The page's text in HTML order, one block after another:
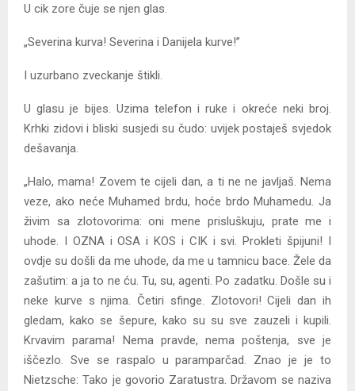
U cik zore čuje se njen glas.
„Severina kurva! Severina i Danijela kurve!”
I uzurbano zveckanje štikli.
U glasu je bijes. Uzima telefon i ruke i okreće neki broj.
Krhki zidovi i bliski susjedi su čudo: uvijek postaješ svjedok
dešavanja.
„Halo, mama! Zovem te cijeli dan, a ti ne ne javljaš. Nema
veze, ako neće Muhamed brdu, hoće brdo Muhamedu. Ja
živim sa zlotovorima: oni mene prisluškuju, prate me i
uhode. I OZNA i OSA i KOS i CIK i svi. Prokleti špijuni! I
ovdje su došli da me uhode, da me u tamnicu bace. Žele da
zašutim: a ja to ne ću. Tu, su, agenti. Po zadatku. Došle su i
neke kurve s njima. Četiri sfinge. Zlotovori! Cijeli dan ih
gledam, kako se šepure, kako su su sve zauzeli i kupili.
Krvavim parama! Nema pravde, nema poštenja, sve je
iščezlo. Sve se raspalo u paramparčad. Znao je je to
Nietzsche: Tako je govorio Zaratustra. Državom se naziva